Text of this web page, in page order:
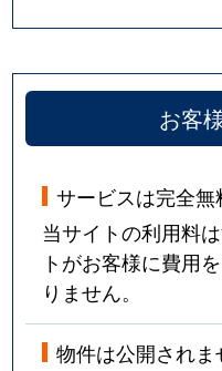
お客
サービスは完全無
当サイトの利用料
トがお客様に費用
りません。
物件は公開されま